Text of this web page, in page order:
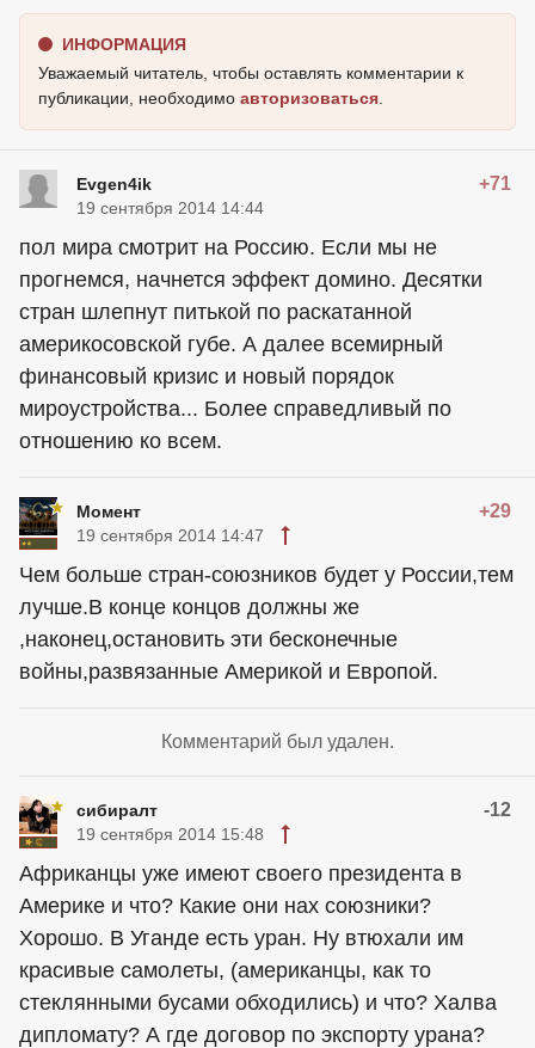
ИНФОРМАЦИЯ
Уважаемый читатель, чтобы оставлять комментарии к
публикации, необходимо авторизоваться
Evgen4ik +71
19 сентября 2014 14:44
пол мира смотрит на Россию. Если мы не
прогнемся, начнется эффект домино. Десятки
стран шлепнут питькой по раскатанной
америкосовской губе. А далее всемирный
финансовый кризис и новый порядок
мироустройства... Более справедливый по
отношению ко всем.
Момент +29
19 сентября 2014 14:47
Чем больше стран-союзников будет у России,тем
лучше.В конце концов должны же
,наконец,остановить эти бесконечные
войны,развязанные Америкой и Европой.
Комментарий был удален.
сибиралт -12
19 сентября 2014 15:48
Африканцы уже имеют своего президента в
Америке и что? Какие они нах союзники?
Хорошо. В Уганде есть уран. Ну втюхали им
красивые самолеты, (американцы, как то
стеклянными бусами обходились) и что? Халва
дипломату? А где договор по экспорту урана?